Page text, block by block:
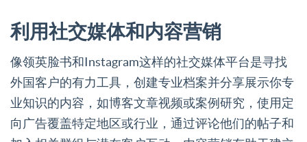
利用社交媒体和内容营销
像领英脸书和Instagram这样的社交媒体平台是寻找
外国客户的有力工具，创建专业档案并分享展示你专
业知识的内容，如博客文章视频或案例研究，使用定
向广告覆盖特定地区或行业，通过评论他们的帖子和